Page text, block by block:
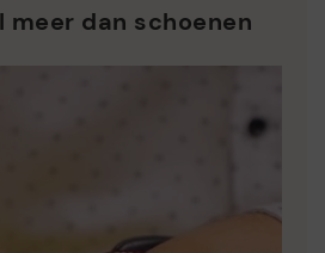
meer dan schoenen